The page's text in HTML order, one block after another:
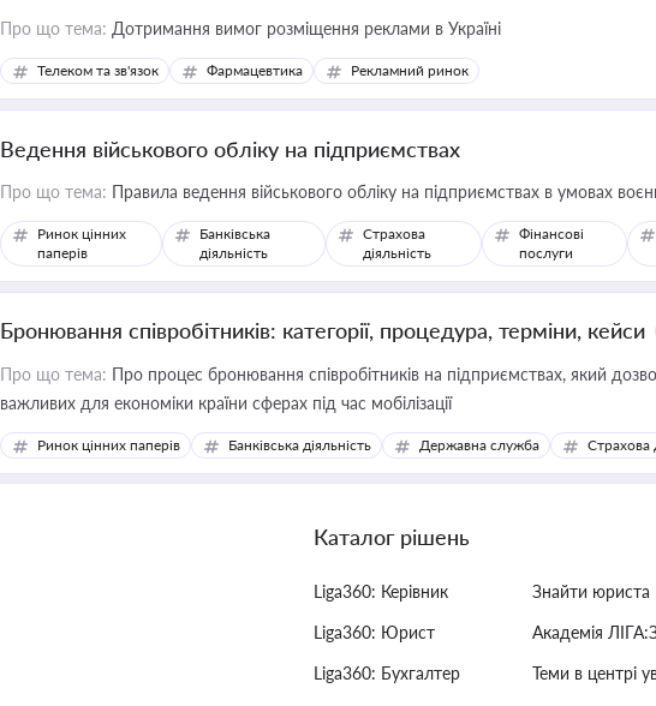
Про що тема: Дотримання вимог розміщення реклами в Україні
Телеком та зв'язок Фармацевтика Рекламний ринок
Ведення військового обліку на підприємствах
Про що тема: Правила ведення військового обліку на підприємствах в умовах
Ринок цінних
паперів
Банківська
діяльність
Страхова
діяльність
Фінансові
послуги
Бронювання співробітників: категорії, процедура, терміни, кейси
Про що тема: Про процес бронювання співробітників на підприємствах, який
важливих для економіки країни сферах під час мобілізації
Ринок цінних паперів Банківська діяльність Державна служба Страхова
Каталог рішень
Liga360: Керівник
Liga360: Юрист
Liga360: Бухгалтер
Знайти юриста
Академія
Теми в центрі